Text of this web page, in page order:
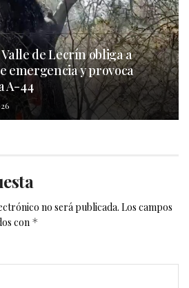
de Lecrín obliga a
emergencia y provoca
A-44
no será publicada. Los campos
con *